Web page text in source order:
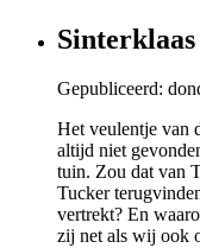
Sinterklaas
Gepubliceerd:
Het veulentje van
altijd niet
tuin. Zou dat van
Tucker
vertrekt? En
zij net als wij ook